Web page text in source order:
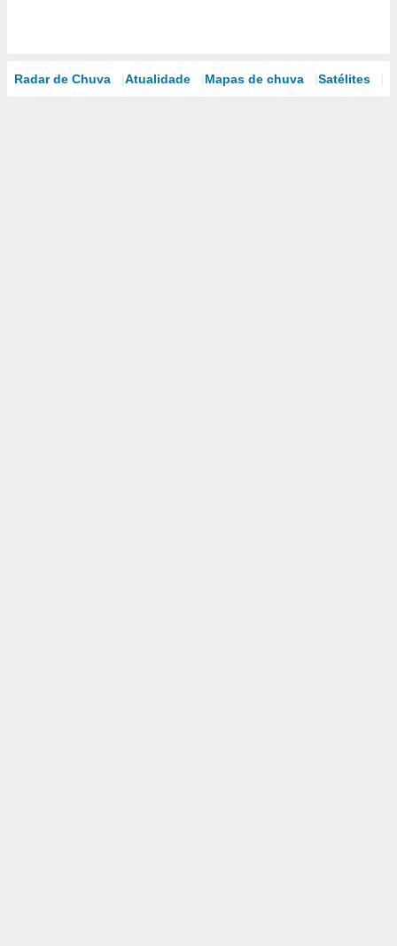
Radar de Chuva Atualidade Mapas de chuva Satélites